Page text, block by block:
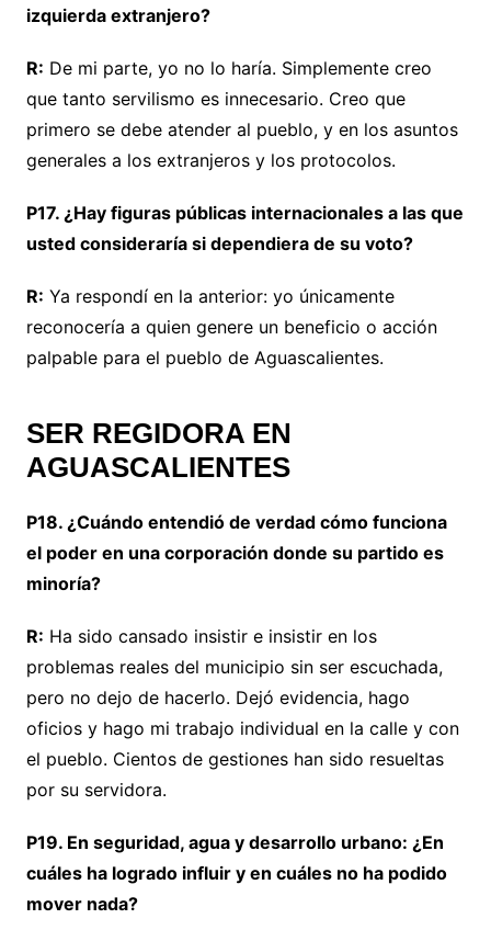
izquierda extranjero?
R: De mi parte, yo no lo haría. Simplemente creo
que tanto servilismo es innecesario. Creo que
primero se debe atender al pueblo, y en los asuntos
generales a los extranjeros y los protocolos.
P17. ¿Hay figuras públicas internacionales a las que
usted consideraría si dependiera de su voto?
R: Ya respondí en la anterior: yo únicamente
reconocería a quien genere un beneficio o acción
palpable para el pueblo de Aguascalientes.
SER REGIDORA EN
AGUASCALIENTES
P18. ¿Cuándo entendió de verdad cómo funciona
el poder en una corporación donde su partido es
minoría?
R: Ha sido cansado insistir e insistir en los
problemas reales del municipio sin ser escuchada,
pero no dejo de hacerlo. Dejó evidencia, hago
oficios y hago mi trabajo individual en la calle y con
el pueblo. Cientos de gestiones han sido resueltas
por su servidora.
P19. En seguridad, agua y desarrollo urbano: ¿En
cuáles ha logrado influir y en cuáles no ha podido
mover nada?